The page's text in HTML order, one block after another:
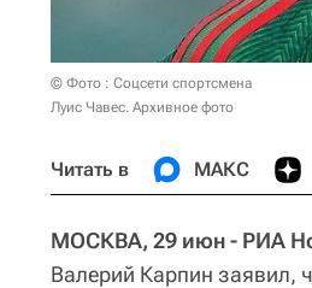
© Фото : Соцсети спортсмена
Луис Чавес. Архивное фото
Читать в МАКС
МОСКВА, 29 июн - РИА
Валерий Карпин заявил,